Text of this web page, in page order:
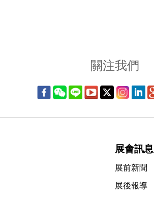
關注我們
展會訊息
展前新聞
展後報導